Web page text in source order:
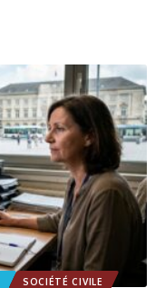
SOCIÉTÉ CIVILE